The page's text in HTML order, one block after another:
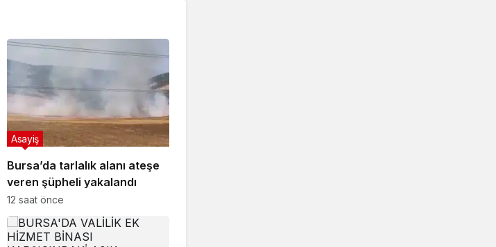
Bursa’da tarlalık alanı ateşe
veren şüpheli yakalandı
Asayiş
12 saat önce